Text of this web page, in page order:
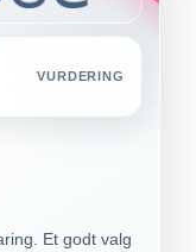
VURDERING
Et godt valg